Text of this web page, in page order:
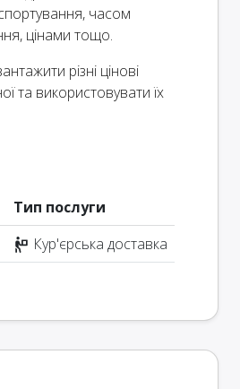
часом
цінами тощо.
різні цінові
та використовувати їх
Тип послуги
Кур'єрська доставка